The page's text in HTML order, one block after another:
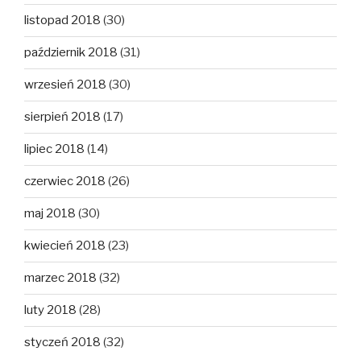
listopad 2018 (30)
październik 2018 (31)
wrzesień 2018 (30)
sierpień 2018 (17)
lipiec 2018 (14)
czerwiec 2018 (26)
maj 2018 (30)
kwiecień 2018 (23)
marzec 2018 (32)
luty 2018 (28)
styczeń 2018 (32)